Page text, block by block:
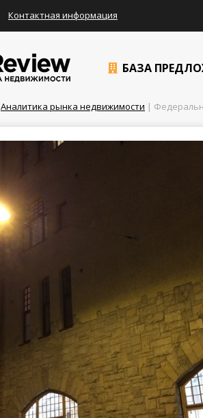
Контактная информация
БАЗА
Аналитика рынка недвижимости |